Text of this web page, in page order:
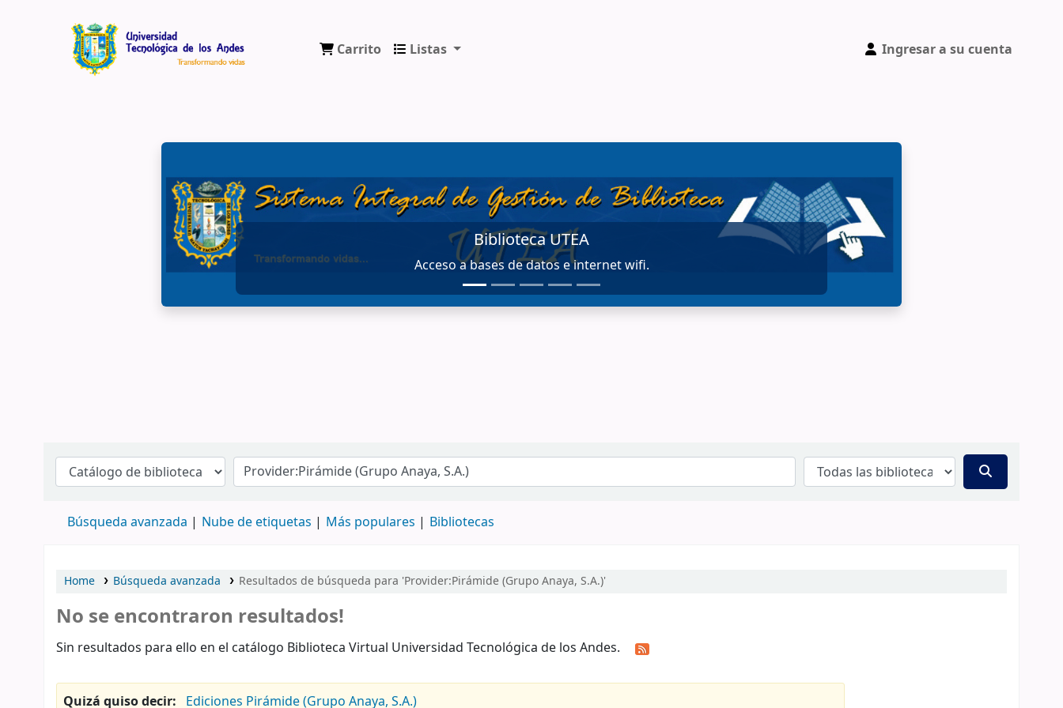
Biblioteca Virtual Universidad Tecnológica de los Andes
Carrito Listas Ingresar a su cuenta
Búsqueda avanzada Nube de etiquetas Más populares Bibliotecas
Home Búsqueda avanzada Resultados de búsqueda para 'Provider:Pirámide (Grupo Anaya, S.A.)'
No se encontraron resultados!
Sin resultados para ello en el catálogo Biblioteca Virtual Universidad Tecnológica de los Andes.
Quizá quiso decir: Ediciones Pirámide (Grupo Anaya, S.A.)